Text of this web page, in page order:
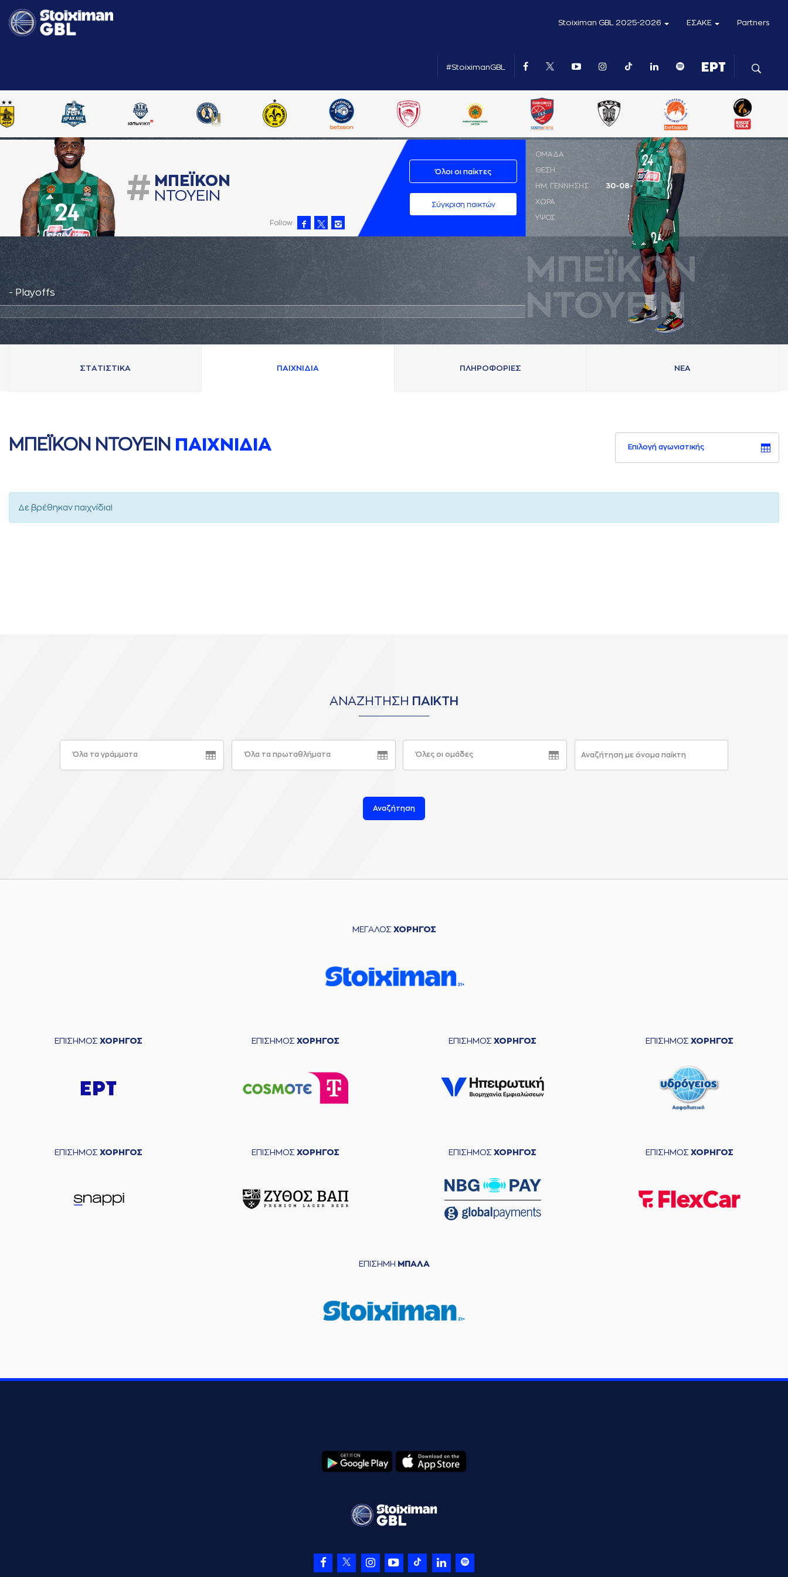
Stoiximan GBL 2025-2026 ΕΣΑΚΕ Partners
#StoiximanGBL
# ΜΠΕΪΚΟΝ
ΝΤΟΥΕΙΝ
Follow
Όλοι οι παίκτες
Σύγκριση παικτών
- Playoffs
ΜΠΕΪΚΟΝ
ΝΤΟΥΕΙΝ
ΟΜΑΔΑ
ΘΕΣΗ SF
ΗΜ. ΓΕΝΝΗΣΗΣ 30-08-1995
ΧΩΡΑ ΗΠΑ
ΥΨΟΣ 2,01 μ.
ΣΤAΤΙΣΤΙΚA ΠAΙΧΝΙΔΙA ΠΛΗΡΟΦΟΡΙΕΣ ΝΕA
ΜΠΕΪΚΟΝ ΝΤΟΥΕΙΝ ΠAΙΧΝΙΔΙA Επιλογή αγωνιστικής
Δε βρέθηκαν παιχνίδια!
ΑΝΑΖΗΤΗΣΗ ΠΑΙΚΤΗ
Όλα τα γράμματα Όλα τα πρωταθλήματα Όλες οι ομάδες
Αναζήτηση
ΜΕΓΑΛΟΣ ΧΟΡΗΓΟΣ
ΕΠΙΣΗΜΟΣ ΧΟΡΗΓΟΣ ΕΠΙΣΗΜΟΣ ΧΟΡΗΓΟΣ ΕΠΙΣΗΜΟΣ ΧΟΡΗΓΟΣ ΕΠΙΣΗΜΟΣ ΧΟΡΗΓΟΣ
ΕΠΙΣΗΜΟΣ ΧΟΡΗΓΟΣ ΕΠΙΣΗΜΟΣ ΧΟΡΗΓΟΣ ΕΠΙΣΗΜΟΣ ΧΟΡΗΓΟΣ ΕΠΙΣΗΜΟΣ ΧΟΡΗΓΟΣ
ΕΠΙΣΗΜΗ ΜΠΑΛΑ